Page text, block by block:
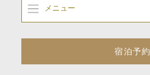
メニュー
宿泊予約